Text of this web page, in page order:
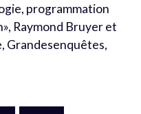
programmation
Raymond Bruyer et
Grandesenquêtes,